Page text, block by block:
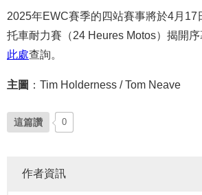
2025年EWC賽季的四站賽事將於4月17
托車耐力賽（24 Heures Motos）揭開
此處查詢。
主圖 ：Tim Holderness / Tom Neave
這篇讚 0
作者資訊